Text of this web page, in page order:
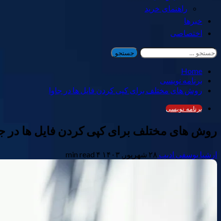
راهنمای خرید
خبرها
اختصاصی
جستجو
برای:
Home
برنامه نویسی
روش های مختلف برای کپی کردن فایل ها در جاوا
برنامه نویسی
روش های مختلف برای کپی کردن فایل ها در
ارشیا یوسفی ادیب ۲۸ شهریور, ۱۴۰۳ ۴ min read